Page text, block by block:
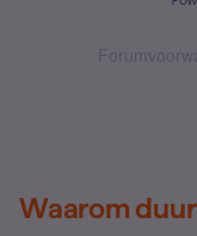
Waarom